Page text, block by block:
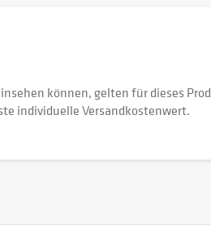
können, gelten für dieses
individuelle Versandkostenwert.